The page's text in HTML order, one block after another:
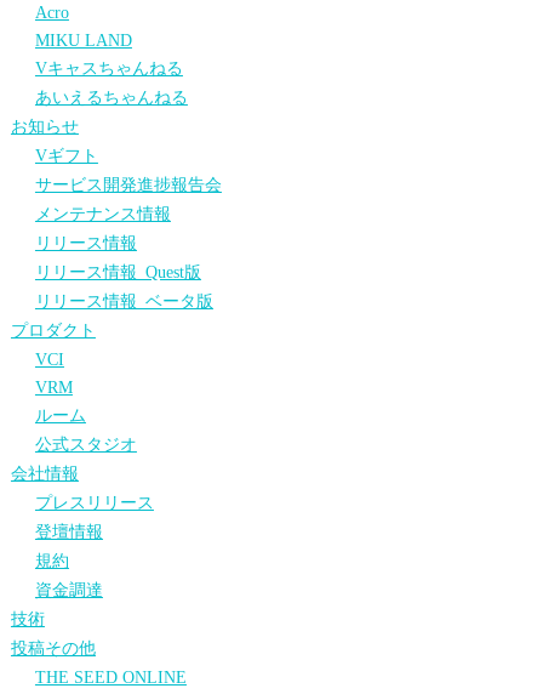
Acro
MIKU LAND
Vキャスちゃんねる
あいえるちゃんねる
お知らせ
Vギフト
サービス開発進捗報告会
メンテナンス情報
リリース情報
リリース情報_Quest版
リリース情報_ベータ版
プロダクト
VCI
VRM
ルーム
公式スタジオ
会社情報
プレスリリース
登壇情報
規約
資金調達
技術
投稿その他
THE SEED ONLINE